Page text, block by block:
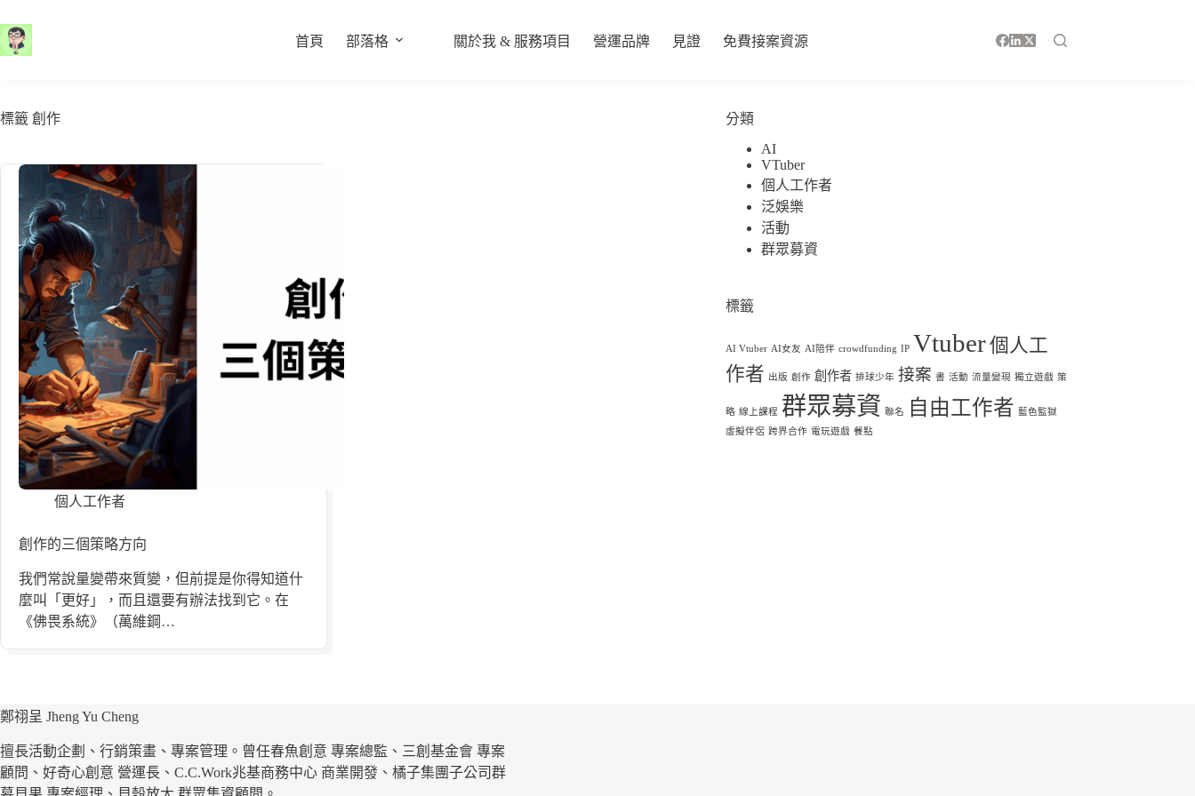
至
主
容
首頁 部落格 關於我 & 服務項目 營運品牌 見證 免費接案資源
標籤 創作
個人工作者
創作的三個策略方向
我們常說量變帶來質變，但前提是你得知道什
麼叫「更好」，而且還要有辦法找到它。在
《佛畏系統》（萬維鋼…
分類
AI
VTuber
個人工作者
泛娛樂
活動
群眾募資
標籤
AI Vtuber AI女友 AI陪伴 crowdfunding IP Vtuber個人工
作者 出版 創作 創作者 排球少年 接案 書 活動 流量變現 獨立遊戲 策
略 線上課程 群眾募資 聯名 自由工作者 藍色監獄
虛擬伴侶 跨界合作 電玩遊戲 餐點
鄭祤呈 Jheng Yu Cheng
擅長活動企劃、行銷策畫、專案管理。曾任春魚創意 專案總監、三創基金會 專案
顧問、好奇心創意 營運長、C.C.Work兆基商務中心 商業開發、橘子集團子公司群